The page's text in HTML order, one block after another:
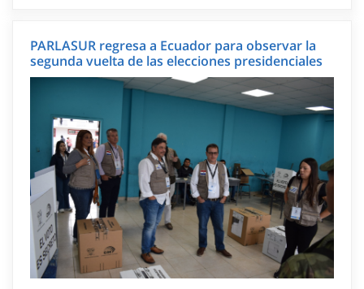
PARLASUR regresa a Ecuador para observar la
segunda vuelta de las elecciones presidenciales